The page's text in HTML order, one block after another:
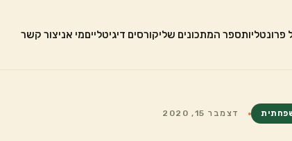
פרונטליותספר המתכונים שליקורסים דיגיטלייםמי אניצור קשר
דצמבר 15, 2020